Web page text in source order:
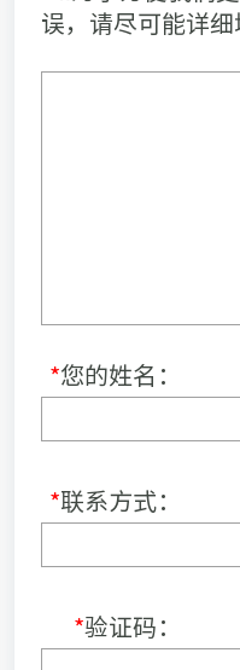
误，请尽可能详细
*您的姓名：
*联系方式：
*验证码：